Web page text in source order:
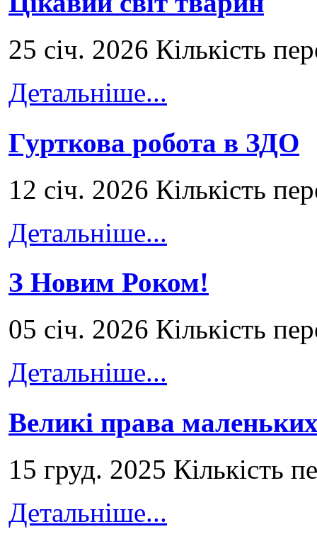
25 січ. 2026 Кількість
Детальніше...
Гурткова робота в ЗДО
12 січ. 2026 Кількість
Детальніше...
З Новим Роком!
05 січ. 2026 Кількість
Детальніше...
Великі права маленьких
15 груд. 2025 Кількість
Детальніше...